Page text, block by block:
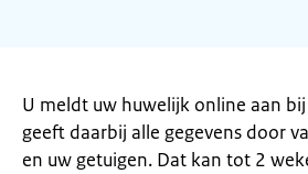
U meldt uw huwelijk online aan
geeft daarbij alle gegevens door
en uw getuigen. Dat kan tot 2